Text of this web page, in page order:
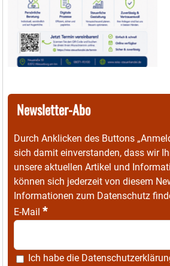
Newsletter-Abo
Durch Anklicken des Buttons
sich damit einverstanden, dass wir
unsere aktuellen Artikel und
können sich jederzeit von diesem
Informationen zum Datenschutz
E-Mail *
Ich habe die